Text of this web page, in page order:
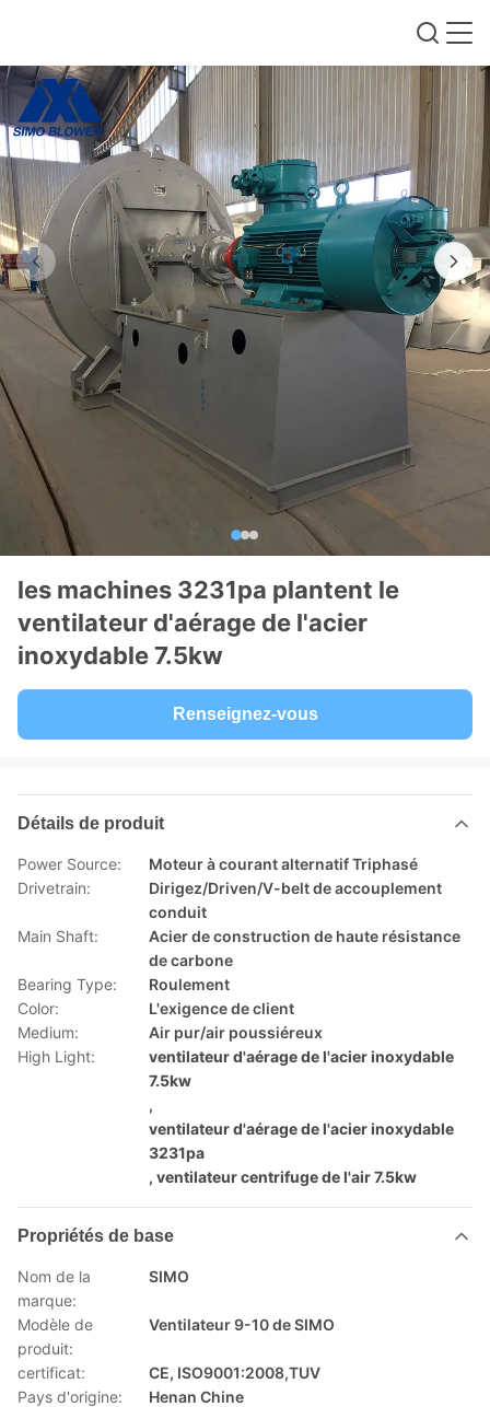
les machines 3231pa plantent le
ventilateur d'aérage de l'acier
inoxydable 7.5kw
Renseignez-vous
Détails de produit
Power Source:
Moteur à courant alternatif Triphasé
Drivetrain:
Dirigez/Driven/V-belt de accouplement
conduit
Main Shaft:
Acier de construction de haute résistance
de carbone
Bearing Type:
Roulement
Color:
L'exigence de client
Medium:
Air pur/air poussiéreux
High Light:
ventilateur d'aérage de l'acier inoxydable
7.5kw
,
ventilateur d'aérage de l'acier inoxydable
3231pa
, ventilateur centrifuge de l'air 7.5kw
Propriétés de base
Nom de la
marque:
SIMO
Modèle de
produit:
Ventilateur 9-10 de SIMO
certificat:
CE, ISO9001:2008,TUV
Pays d'origine:
Henan Chine